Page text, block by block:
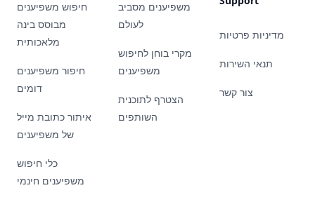
חיפוש משפיענים
מבוסס בינה
מלאכותית
חיפור משפיענים
דומים
איתור כתובת מייל
של משפיענים
כלי חיפוש
משפיענים חינמי
משפיענים מסביב
לעולם
מקרי בוחן לחיפוש
משפיענים
הצטרף לתוכנית
השותפים
מדיניות פרטיות
תנאי השירות
צור קשר